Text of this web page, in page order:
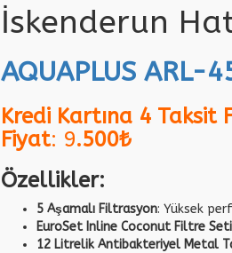
İskenderun
AQUAPLUS ARL-
Kredi Kartına 4 Taksit
Fiyat: 9.500₺
Özellikler:
5 Aşamalı Filtrasyon: Yüksek
EuroSet Inline Coconut Filtre Seti
12 Litrelik Antibakteriyel Metal